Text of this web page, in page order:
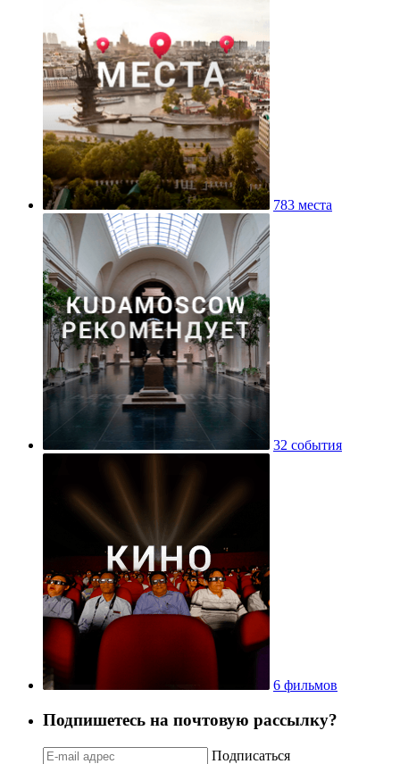
783 места
32 события
6 фильмов
Подпишетесь на почтовую рассылку?
Подписаться